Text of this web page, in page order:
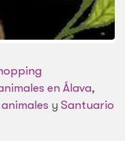
en Álava,
y Santuario